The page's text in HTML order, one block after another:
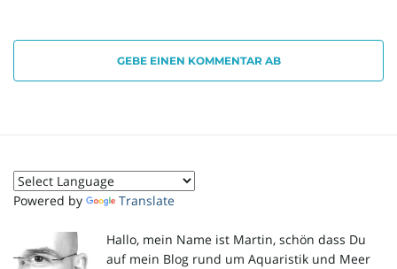
n
GEBE EINEN KOMMENTAR AB
Powered by Translate
Hallo, mein Name ist Martin, schön dass Du
auf mein Blog rund um Aquaristik und Meer